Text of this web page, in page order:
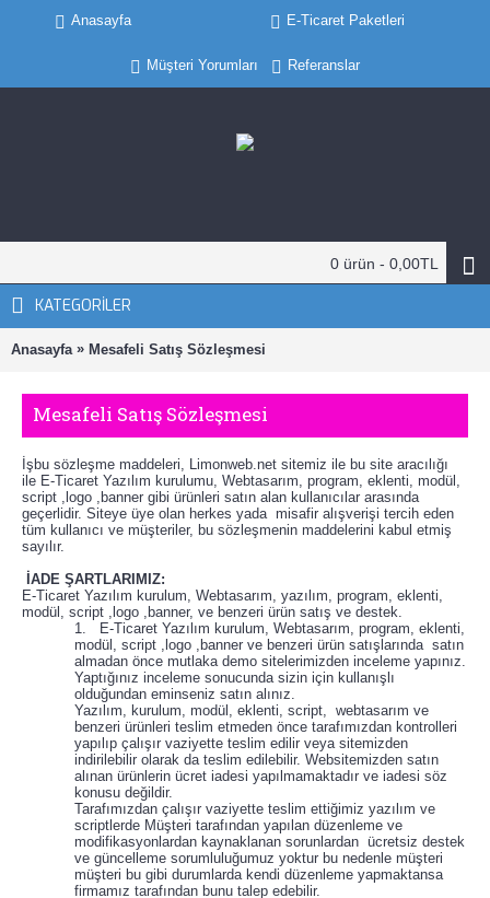
Anasayfa E-Ticaret Paketleri
Müşteri Yorumları Referanslar
0 ürün - 0,00TL
KATEGORILER
Anasayfa » Mesafeli Satış Sözleşmesi
Mesafeli Satış Sözleşmesi
İşbu sözleşme maddeleri, Limonweb.net sitemiz ile bu site aracılığı
ile E-Ticaret Yazılım kurulumu, Webtasarım, program, eklenti, modül,
script ,logo ,banner gibi ürünleri satın alan kullanıcılar arasında
geçerlidir. Siteye üye olan herkes yada misafir alışverişi tercih eden
tüm kullanıcı ve müşteriler, bu sözleşmenin maddelerini kabul etmiş
sayılır.
İADE ŞARTLARIMIZ:
E-Ticaret Yazılım kurulum, Webtasarım, yazılım, program, eklenti,
modül, script ,logo ,banner, ve benzeri ürün satış ve destek.
1. E-Ticaret Yazılım kurulum, Webtasarım, program, eklenti,
modül, script ,logo ,banner ve benzeri ürün satışlarında satın
almadan önce mutlaka demo sitelerimizden inceleme yapınız.
Yaptığınız inceleme sonucunda sizin için kullanışlı
olduğundan eminseniz satın alınız.
Yazılım, kurulum, modül, eklenti, script, webtasarım ve
benzeri ürünleri teslim etmeden önce tarafımızdan kontrolleri
yapılıp çalışır vaziyette teslim edilir veya sitemizden
indirilebilir olarak da teslim edilebilir. Websitemizden satın
alınan ürünlerin ücret iadesi yapılmamaktadır ve iadesi söz
konusu değildir.
Tarafımızdan çalışır vaziyette teslim ettiğimiz yazılım ve
scriptlerde Müşteri tarafından yapılan düzenleme ve
modifikasyonlardan kaynaklanan sorunlardan ücretsiz destek
ve güncelleme sorumluluğumuz yoktur bu nedenle müşteri
müşteri bu gibi durumlarda kendi düzenleme yapmaktansa
firmamız tarafından bunu talep edebilir.